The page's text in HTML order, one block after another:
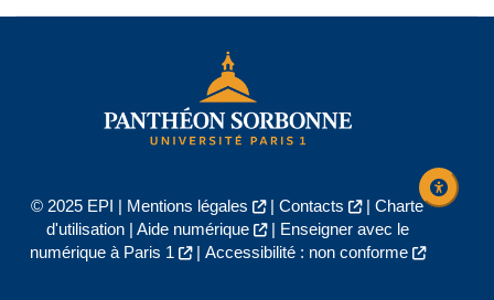
© 2025 EPI | Mentions légales | Contacts | Charte
d'utilisation| Aide numérique |
Enseigner avec le
numérique à Paris 1
| Accessibilité : non conforme